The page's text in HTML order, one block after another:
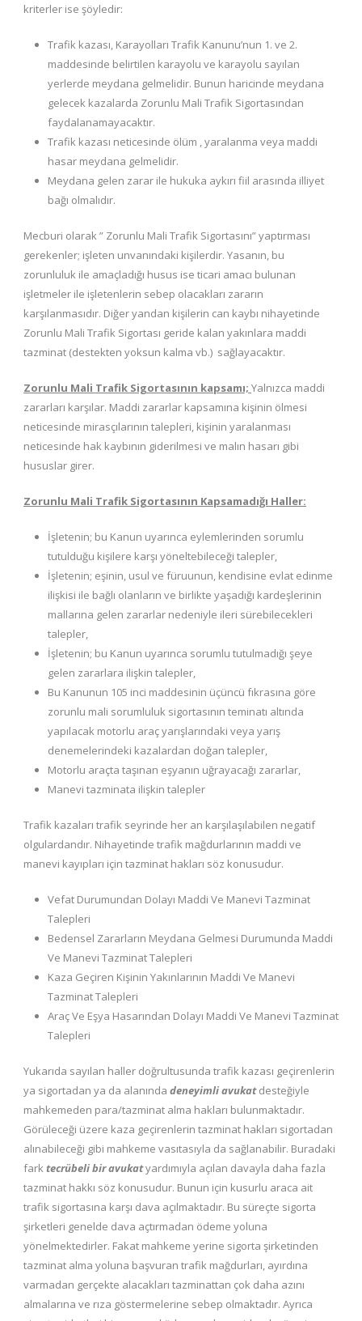
kriterler ise şöyledir:
Trafik kazası, Karayolları Trafik Kanunu’nun 1. ve 2.
maddesinde belirtilen karayolu ve karayolu sayılan
yerlerde meydana gelmelidir. Bunun haricinde meydana
gelecek kazalarda Zorunlu Mali Trafik Sigortasından
faydalanamayacaktır.
Trafik kazası neticesinde ölüm , yaralanma veya maddi
hasar meydana gelmelidir.
Meydana gelen zarar ile hukuka aykırı fiil arasında illiyet
bağı olmalıdır.
Mecburi olarak ” Zorunlu Mali Trafik Sigortasını” yaptırması
gerekenler; işleten unvanındaki kişilerdir. Yasanın, bu
zorunluluk ile amaçladığı husus ise ticari amacı bulunan
işletmeler ile işletenlerin sebep olacakları zararın
karşılanmasıdır. Diğer yandan kişilerin can kaybı nihayetinde
Zorunlu Mali Trafik Sigortası geride kalan yakınlara maddi
tazminat (destekten yoksun kalma vb.) sağlayacaktır.
Zorunlu Mali Trafik Sigortasının kapsamı; Yalnızca maddi
zararları karşılar. Maddi zararlar kapsamına kişinin ölmesi
neticesinde mirasçılarının talepleri, kişinin yaralanması
neticesinde hak kaybının giderilmesi ve malın hasarı gibi
hususlar girer.
Zorunlu Mali Trafik Sigortasının Kapsamadığı Haller:
İşletenin; bu Kanun uyarınca eylemlerinden sorumlu
tutulduğu kişilere karşı yöneltebileceği talepler,
İşletenin; eşinin, usul ve füruunun, kendisine evlat edinme
ilişkisi ile bağlı olanların ve birlikte yaşadığı kardeşlerinin
mallarına gelen zararlar nedeniyle ileri sürebilecekleri
talepler,
İşletenin; bu Kanun uyarınca sorumlu tutulmadığı şeye
gelen zararlara ilişkin talepler,
Bu Kanunun 105 inci maddesinin üçüncü fıkrasına göre
zorunlu mali sorumluluk sigortasının teminatı altında
yapılacak motorlu araç yarışlarındaki veya yarış
denemelerindeki kazalardan doğan talepler,
Motorlu araçta taşınan eşyanın uğrayacağı zararlar,
Manevi tazminata ilişkin talepler
Trafik kazaları trafik seyrinde her an karşılaşılabilen negatif
olgulardandır. Nihayetinde trafik mağdurlarının maddi ve
manevi kayıpları için tazminat hakları söz konusudur.
Vefat Durumundan Dolayı Maddi Ve Manevi Tazminat
Talepleri
Bedensel Zararların Meydana Gelmesi Durumunda Maddi
Ve Manevi Tazminat Talepleri
Kaza Geçiren Kişinin Yakınlarının Maddi Ve Manevi
Tazminat Talepleri
Araç Ve Eşya Hasarından Dolayı Maddi Ve Manevi Tazminat
Talepleri
Yukarıda sayılan haller doğrultusunda trafik kazası geçirenlerin
ya sigortadan ya da alanında deneyimli avukat desteğiyle
mahkemeden para/tazminat alma hakları bulunmaktadır.
Görüleceği üzere kaza geçirenlerin tazminat hakları sigortadan
alınabileceği gibi mahkeme vasıtasıyla da sağlanabilir. Buradaki
farktecrübeli bir avukatyardımıyla açılan davayla daha fazla
tazminat hakkı söz konusudur. Bunun için kusurlu araca ait
trafik sigortasına karşı dava açılmaktadır. Bu süreçte sigorta
şirketleri genelde dava açtırmadan ödeme yoluna
yönelmektedirler. Fakat mahkeme yerine sigorta şirketinden
tazminat alma yoluna başvuran trafik mağdurları, ayırdına
varmadan gerçekte alacakları tazminattan çok daha azını
almalarına ve rıza göstermelerine sebep olmaktadır. Ayrıca